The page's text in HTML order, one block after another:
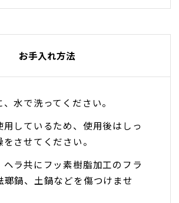
お手入れ方法
水で洗ってください。
用しているため、使用後はしっ
させてください。
ヘラ共にフッ素樹脂加工のフラ
瑯鍋、土鍋などを傷つけませ